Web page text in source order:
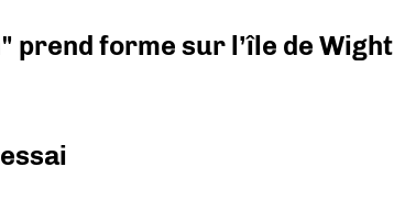
prend forme sur l’île de Wight